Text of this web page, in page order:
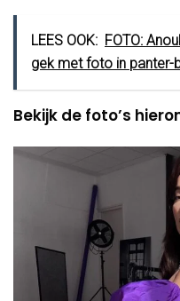
LEES OOK: FOTO:
gek met foto in panter-
Bekijk de foto’s